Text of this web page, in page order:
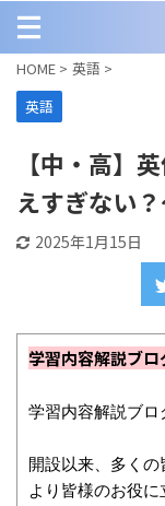
HOME > 英語 >
英語
【中・高】
えすぎない
2025年1月15日
学習内容解説ブ
学習内容解説ブロ
開設以来、多く
より皆様のお役